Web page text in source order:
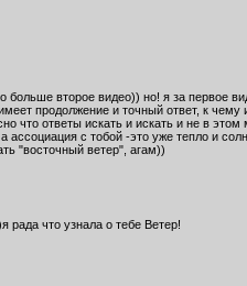
больше второе видео)) но! я за первое
продолжение и точный ответ, к чему
что ответы искать и искать и не в
ассоциация с тобой -это уже тепло и
"восточный ветер", агам))
рада что узнала о тебе Ветер!